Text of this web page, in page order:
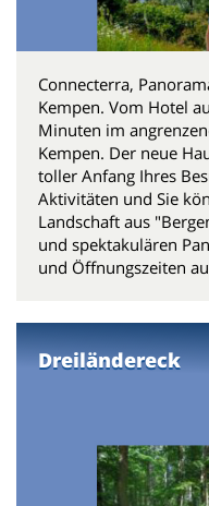
Connecterra,
Kempen. Vom Hotel
Minuten im
Kempen. Der neue
toller Anfang Ihres
Aktivitäten und Sie
Landschaft aus
und spektakulären
und Öffnungszeiten
Dreiländereck